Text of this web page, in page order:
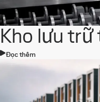
Kho lưu
Đọc thêm